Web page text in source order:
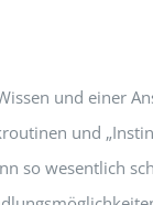
und einer
und
so wesentlich